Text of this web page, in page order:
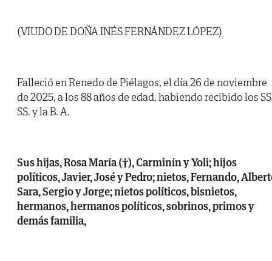
(VIUDO DE DOÑA INÉS FERNÁNDEZ LÓPEZ)
Falleció en Renedo de Piélagos, el día 26 de noviembre
de 2025, a los 88 años de edad, habiendo recibido los
SS. y la B. A.
Sus hijas, Rosa María (†), Carminín y Yoli; hijos
políticos, Javier, José y Pedro; nietos, Fernando,
Sara, Sergio y Jorge; nietos políticos, bisnietos,
hermanos, hermanos políticos, sobrinos, primos y
demás familia,